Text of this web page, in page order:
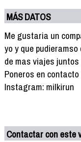
MÁS DATOS
Me gustaria un
yo y que
de mas viajes
Poneros en
Instagram: milkirun
Contactar con este